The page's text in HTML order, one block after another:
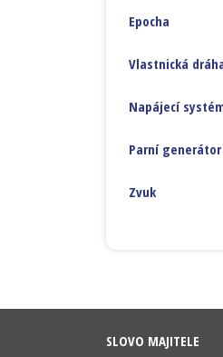
Epocha
Vlastnická
Napájecí
Parní generátor
Zvuk
SLOVO MAJITELE